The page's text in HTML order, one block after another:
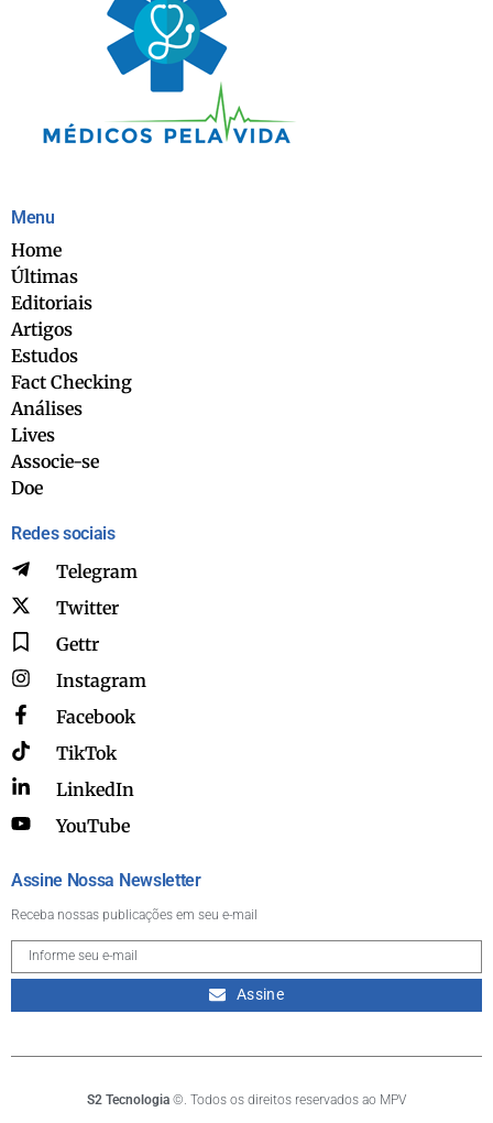
Menu
Home
Últimas
Editoriais
Artigos
Estudos
Fact Checking
Análises
Lives
Associe-se
Doe
Redes sociais
Telegram
Twitter
Gettr
Instagram
Facebook
TikTok
LinkedIn
YouTube
Assine Nossa Newsletter
Receba nossas publicações em seu e-mail
Assine
S2 Tecnologia ©. Todos os direitos reservados ao MPV